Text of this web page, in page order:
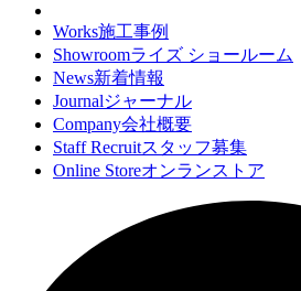
Works施工事例
Showroomライズ ショールーム
News新着情報
Journalジャーナル
Company会社概要
Staff Recruitスタッフ募集
Online Storeオンランストア